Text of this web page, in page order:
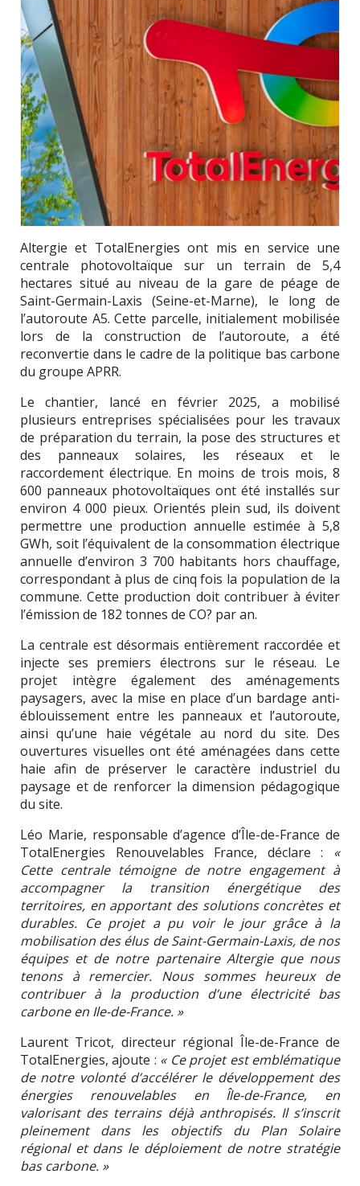
Altergie et TotalEnergies ont mis en service une
centrale photovoltaïque sur un terrain de 5,4
hectares situé au niveau de la gare de péage de
Saint-Germain-Laxis (Seine-et-Marne), le long de
l’autoroute A5. Cette parcelle, initialement mobilisée
lors de la construction de l’autoroute, a été
reconvertie dans le cadre de la politique bas carbone
du groupe APRR.
Le chantier, lancé en février 2025, a mobilisé
plusieurs entreprises spécialisées pour les travaux
de préparation du terrain, la pose des structures et
des panneaux solaires, les réseaux et le
raccordement électrique. En moins de trois mois, 8
600 panneaux photovoltaïques ont été installés sur
environ 4 000 pieux. Orientés plein sud, ils doivent
permettre une production annuelle estimée à 5,8
GWh, soit l’équivalent de la consommation électrique
annuelle d’environ 3 700 habitants hors chauffage,
correspondant à plus de cinq fois la population de la
commune. Cette production doit contribuer à éviter
l’émission de 182 tonnes de CO? par an.
La centrale est désormais entièrement raccordée et
injecte ses premiers électrons sur le réseau. Le
projet intègre également des aménagements
paysagers, avec la mise en place d’un bardage anti-
éblouissement entre les panneaux et l’autoroute,
ainsi qu’une haie végétale au nord du site. Des
ouvertures visuelles ont été aménagées dans cette
haie afin de préserver le caractère industriel du
paysage et de renforcer la dimension pédagogique
du site.
Léo Marie, responsable d’agence d’Île-de-France de
TotalEnergies Renouvelables France, déclare : «
Cette centrale témoigne de notre engagement à
accompagner la transition énergétique des
territoires, en apportant des solutions concrètes et
durables. Ce projet a pu voir le jour grâce à la
mobilisation des élus de Saint-Germain-Laxis, de nos
équipes et de notre partenaire Altergie que nous
tenons à remercier. Nous sommes heureux de
contribuer à la production d’une électricité bas
carbone en Ile-de-France. »
Laurent Tricot, directeur régional Île-de-France de
TotalEnergies, ajoute : « Ce projet est emblématique
de notre volonté d’accélérer le développement des
énergies renouvelables en Île-de-France, en
valorisant des terrains déjà anthropisés. Il s’inscrit
pleinement dans les objectifs du Plan Solaire
régional et dans le déploiement de notre stratégie
bas carbone. »